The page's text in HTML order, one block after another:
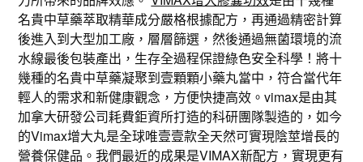
名貴中草藥萃取精華成分嚴格根據配方，再通過精密計算
後進入到大型加工廠，層層篩選，然後通過無菌環境的流
水線最後包裝產出，生存全過程保證綠色安全科學！將十
幾種的名貴中草藥凝聚到壹顆顆小藥丸當中，符合當代年
輕人的需求和新健康觀念，方便快捷高效。vimax是由其
加拿大研發公司耗費鉅資所打造的科研團隊製造的，如今
的Vimax增大丸是全球唯壹壹款全天然可實現陰莖增長的
營養保健品。我們最近的成果是VIMAX新配方，實現更有